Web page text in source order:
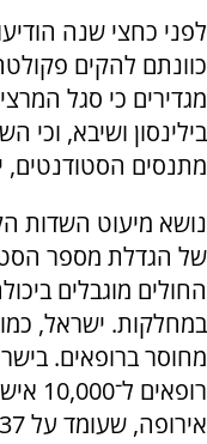
לפני כחצי שנה
כוונתם להקים
מגדירים כי סגל
בילינסון ושיבא, וכי
מתנסים הסטודנטים,
נושא מיעוט השדות
של הגדלת מספר
החולים מוגבלים
במחלקות. ישראל,
אירופה, שעומד על 37 רופאים.